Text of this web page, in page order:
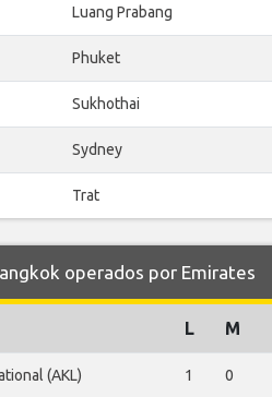
Luang Prabang
Phuket
Sukhothai
Sydney
Trat
operados por Emirates
L M
(AKL) 1 0